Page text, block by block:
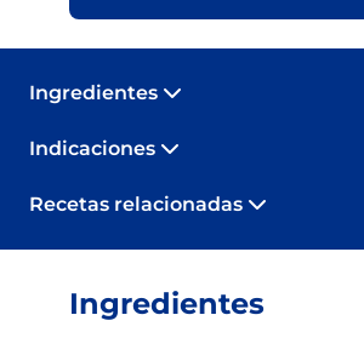
Ingredientes
Indicaciones
Recetas relacionadas
Ingredientes